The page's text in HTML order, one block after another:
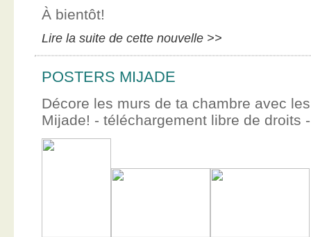
À bientôt!
Lire la suite de cette nouvelle >>
POSTERS MIJADE
Décore les murs de ta chambre avec
Mijade! - téléchargement libre de droits -